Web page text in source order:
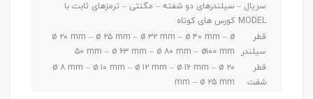
سریال –
MODEL
سیلندرهای دو شفته – مگنتی – ترمزهای ثابت با
کورس های کوتاه
قطر
سیلندر
ø ۲۰ mm – ø ۲۵ mm – ø ۳۲ mm – ø ۴۰ mm – ø
۵۰ mm – ø ۶۳ mm – ø ۸۰ mm – ø۱۰۰ mm
قطر
شفت
ø ۸ mm – ø ۱۰ mm – ø ۱۲ mm – ø ۱۶ mm – ø ۲۰
mm – ø ۲۵ mm